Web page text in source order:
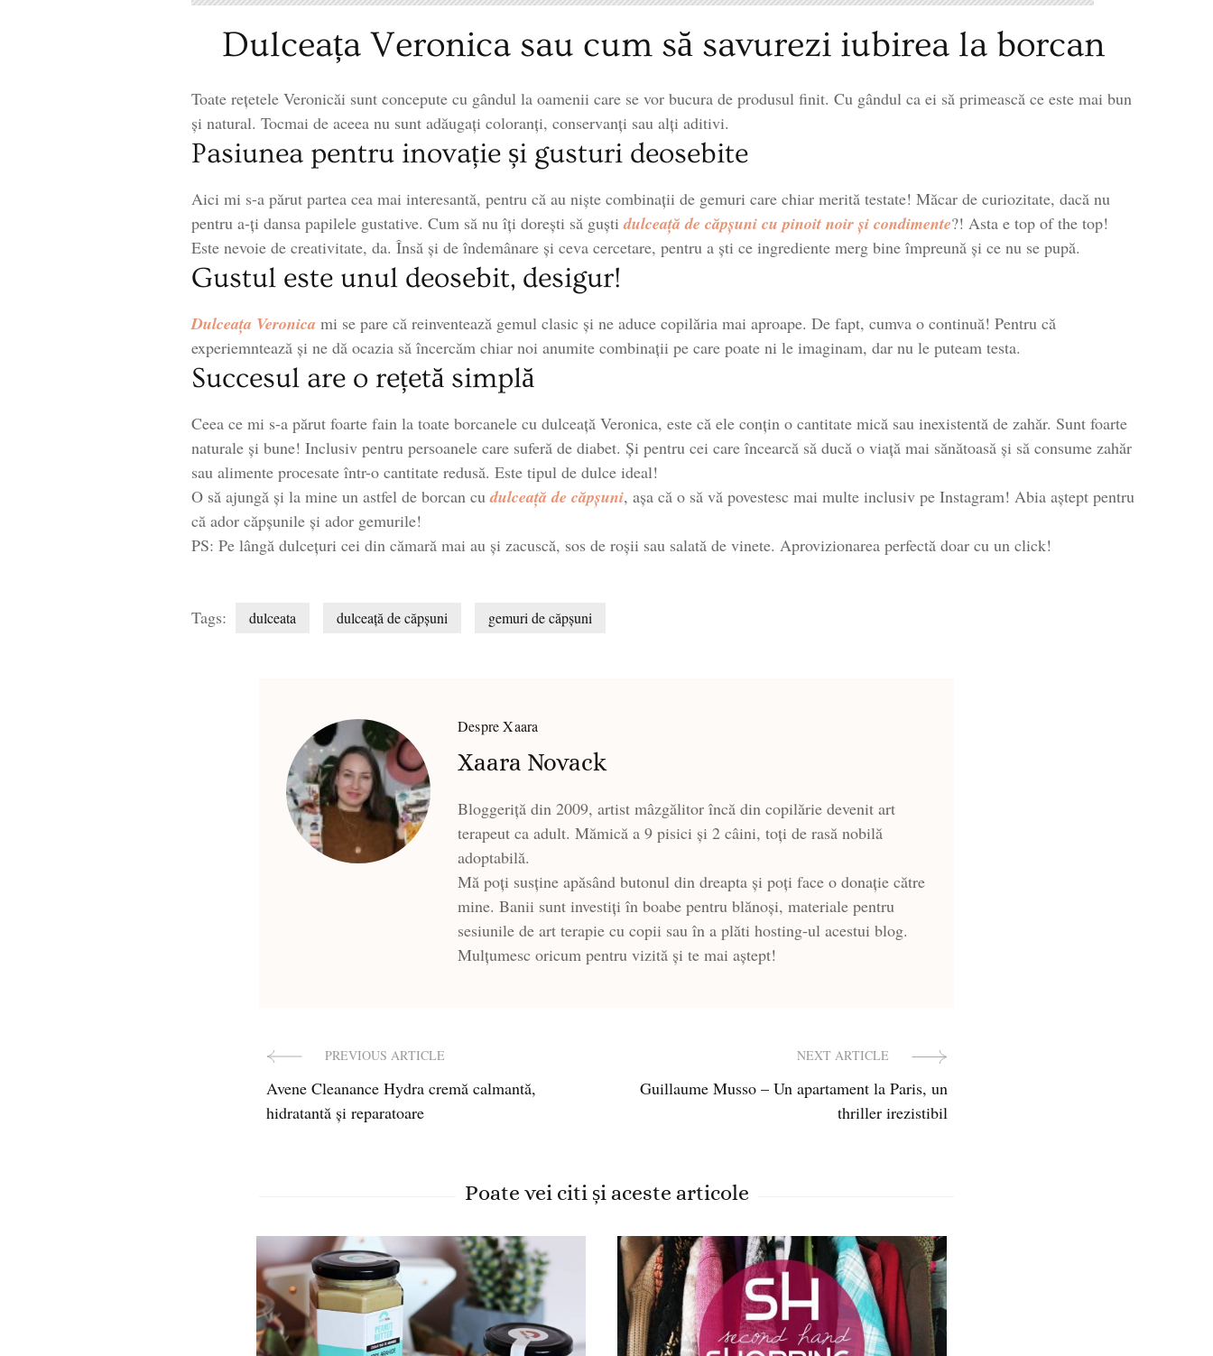
Dulceața Veronica sau cum să savurezi iubirea la borcan
Toate rețetele Veronicăi sunt concepute cu gândul la oamenii care se vor bucura de produsul finit. Cu gândul ca ei să primească ce este mai bun
și natural. Tocmai de aceea nu sunt adăugați coloranți, conservanți sau alți aditivi.
Pasiunea pentru inovație și gusturi deosebite
Aici mi s-a părut partea cea mai interesantă, pentru că au niște combinații de gemuri care chiar merită testate! Măcar de curiozitate, dacă nu
pentru a-ți dansa papilele gustative. Cum să nu îți dorești să guștidulceață de căpșuni cu pinoit noir și condimente?! Asta e top of the top!
Este nevoie de creativitate, da. Însă și de îndemânare și ceva cercetare, pentru a ști ce ingrediente merg bine împreună și ce nu se pupă.
Gustul este unul deosebit, desigur!
Dulceața Veronica mi se pare că reinventează gemul clasic și ne aduce copilăria mai aproape. De fapt, cumva o continuă! Pentru că
experiemntează și ne dă ocazia să încercăm chiar noi anumite combinații pe care poate ni le imaginam, dar nu le puteam testa.
Succesul are o rețetă simplă
Ceea ce mi s-a părut foarte fain la toate borcanele cu dulceață Veronica, este că ele conțin o cantitate mică sau inexistentă de zahăr. Sunt foarte
naturale și bune! Inclusiv pentru persoanele care suferă de diabet. Și pentru cei care încearcă să ducă o viață mai sănătoasă și să consume zahăr
sau alimente procesate într-o cantitate redusă. Este tipul de dulce ideal!
O să ajungă și la mine un astfel de borcan cudulceață de căpșuni, așa că o să vă povestesc mai multe inclusiv pe Instagram! Abia aștept pentru
că ador căpșunile și ador gemurile!
PS: Pe lângă dulcețuri cei din cămară mai au și zacuscă, sos de roșii sau salată de vinete. Aprovizionarea perfectă doar cu un click!
Tags: dulceata dulceață de căpșuni gemuri de căpșuni
Despre Xaara
Xaara Novack
Bloggeriță din 2009, artist mâzgălitor încă din copilărie devenit art
terapeut ca adult. Mămică a 9 pisici și 2 câini, toți de rasă nobilă
adoptabilă.
Mă poți susține apăsând butonul din dreapta și poți face o donație către
mine. Banii sunt investiți în boabe pentru blănoși, materiale pentru
sesiunile de art terapie cu copii sau în a plăti hosting-ul acestui blog.
Mulțumesc oricum pentru vizită și te mai aștept!
Post
Navigation
PREVIOUS ARTICLE
Avene Cleanance Hydra cremă calmantă,
hidratantă și reparatoare
NEXT ARTICLE
Guillaume Musso – Un apartament la Paris, un
thriller irezistibil
Poate vei citi și aceste articole